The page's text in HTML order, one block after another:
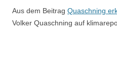
Aus dem Beitrag Quaschning
Volker Quaschning auf